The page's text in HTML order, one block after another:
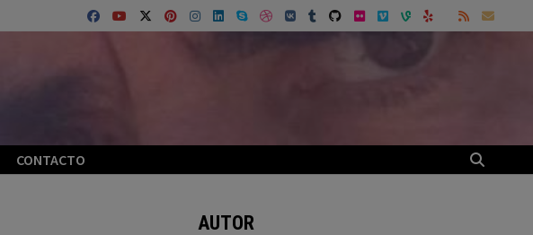
CONTACTO
AUTOR